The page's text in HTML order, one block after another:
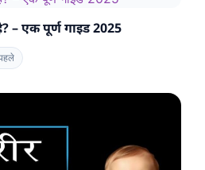
– एक पूर्ण गाइड 2025